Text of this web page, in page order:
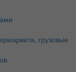
грузовые